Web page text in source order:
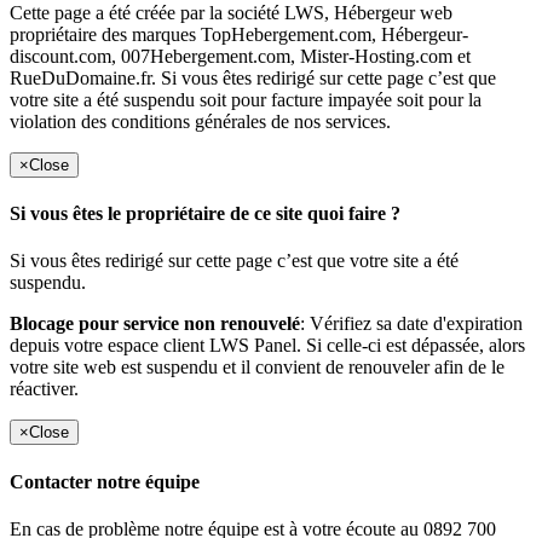
Cette page a été créée par la société LWS, Hébergeur web
propriétaire des marques TopHebergement.com, Hébergeur-
discount.com, 007Hebergement.com, Mister-Hosting.com et
RueDuDomaine.fr. Si vous êtes redirigé sur cette page c’est que
votre site a été suspendu soit pour facture impayée soit pour la
violation des conditions générales de nos services.
×Close
Si vous êtes le propriétaire de ce site quoi faire ?
Si vous êtes redirigé sur cette page c’est que votre site a été
suspendu.
Blocage pour service non renouvelé: Vérifiez sa date d'expiration
depuis votre espace client LWS Panel. Si celle-ci est dépassée, alors
votre site web est suspendu et il convient de renouveler afin de le
réactiver.
×Close
Contacter notre équipe
En cas de problème notre équipe est à votre écoute au 0892 700